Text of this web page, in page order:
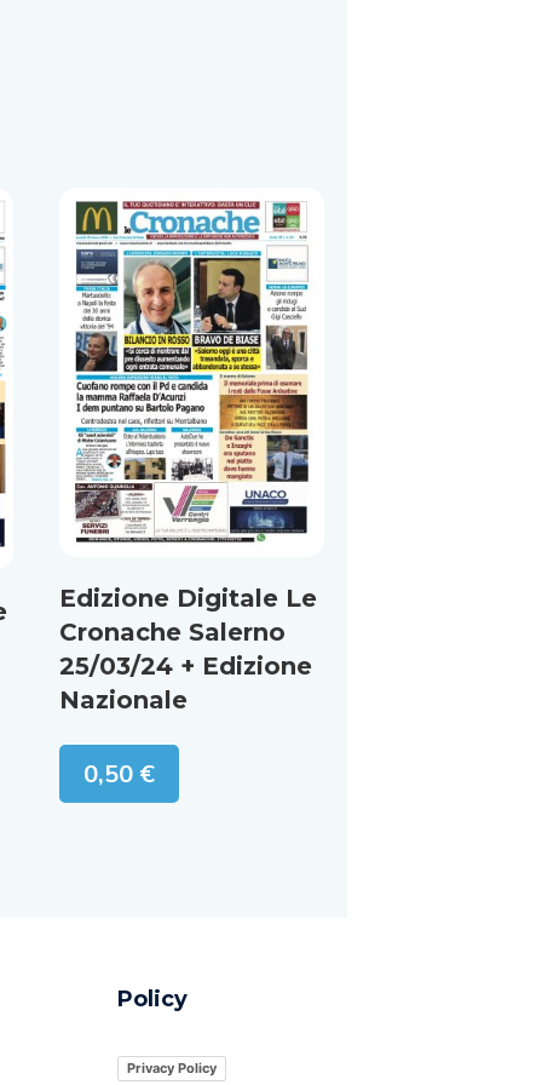
Edizione Digitale Le
Cronache Salerno
25/03/24 + Edizione
Nazionale
0,50 €
Policy
Privacy Policy